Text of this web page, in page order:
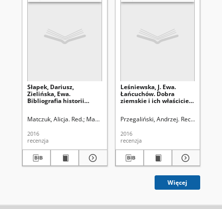
Słapek, Dariusz,
Zielińska, Ewa.
Bibliografia historii
Dokumentacji Historii
132: [recenzja]
Matczuk, Alicja. Red. Mazur, Mariusz. Red nacz.
2016
recenzja
Leśniewska, J. Ewa.
Łańcuchów. Dobra
ziemskie i ich właściciele
Wydawnictwo Werset,
[recenzja]
Przegaliński, Andrzej. Rec.
2016
recenzja
Więcej